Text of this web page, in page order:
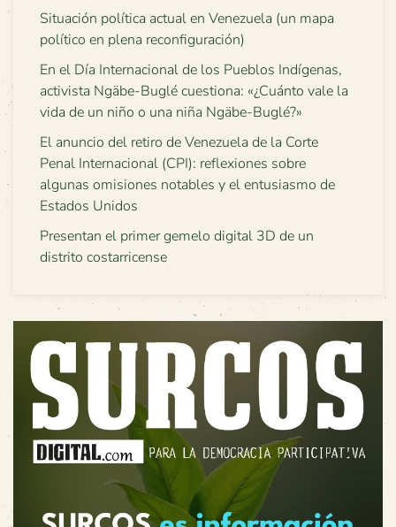
Situación política actual en Venezuela (un mapa
político en plena reconfiguración)
En el Día Internacional de los Pueblos Indígenas,
activista Ngäbe-Buglé cuestiona: «¿Cuánto vale la
vida de un niño o una niña Ngäbe-Buglé?»
El anuncio del retiro de Venezuela de la Corte
Penal Internacional (CPI): reflexiones sobre
algunas omisiones notables y el entusiasmo de
Estados Unidos
Presentan el primer gemelo digital 3D de un
distrito costarricense